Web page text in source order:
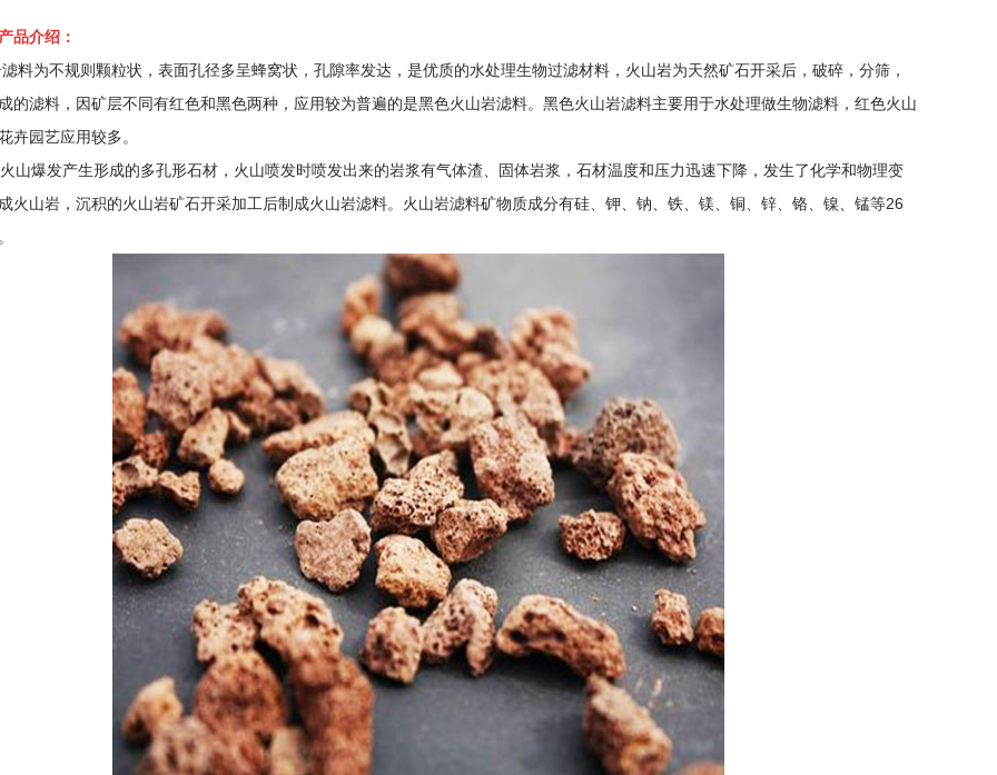
品介绍：
为不规则颗粒状，表面孔径多呈蜂窝状，孔隙率发达，是优质的水处理生物过滤材料，火山岩为天然矿石开采后，破碎，分筛，
的滤料，因矿层不同有红色和黑色两种，应用较为普遍的是黑色火山岩滤料。黑色火山岩滤料主要用于水处理做生物滤料，红色火山
卉园艺应用较多。
山爆发产生形成的多孔形石材，火山喷发时喷发出来的岩浆有气体渣、固体岩浆，石材温度和压力迅速下降，发生了化学和物理变
火山岩，沉积的火山岩矿石开采加工后制成火山岩滤料。火山岩滤料矿物质成分有硅、钾、钠、铁、镁、铜、锌、铬、镍、锰等26